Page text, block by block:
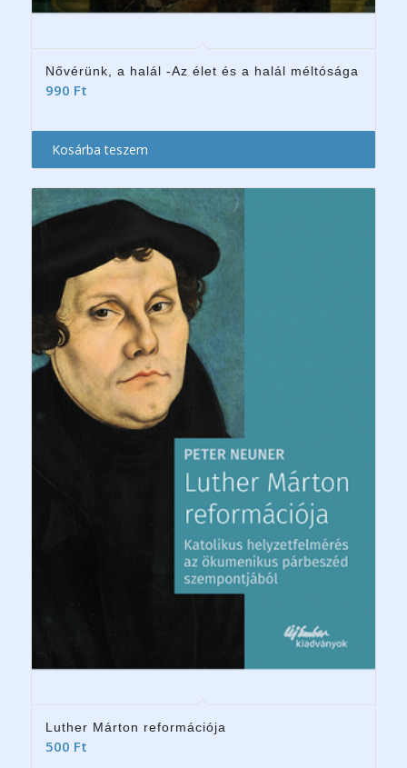
Nővérünk, a halál -Az élet és a halál méltósága
990 Ft
Kosárba teszem
Luther Márton reformációja
500 Ft